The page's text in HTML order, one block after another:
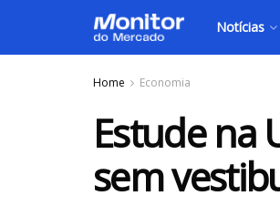
Notícias
Home Economia
Estude na
sem